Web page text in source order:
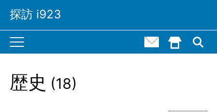
探訪 i923
a
i
a
v
i
お問い合わせ
HOME()
歴史 (18)